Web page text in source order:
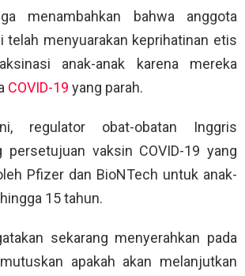
menambahkan bahwa anggota
telah menyuarakan keprihatinan etis
anak-anak karena mereka
COVID-19 yang parah.
regulator obat-obatan Inggris
persetujuan vaksin COVID-19 yang
Pfizer dan BioNTech untuk anak-
15 tahun.
sekarang menyerahkan pada
apakah akan melanjutkan